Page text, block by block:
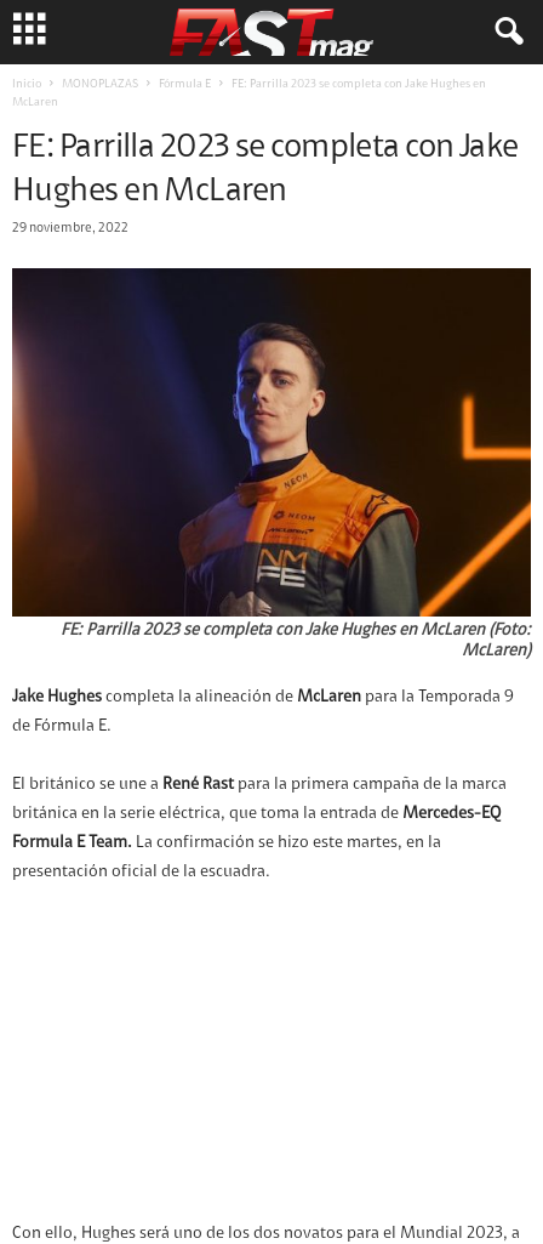
Inicio MONOPLAZAS Fórmula E
FE: Parrilla 2023 se completa con Jake Hughes en
McLaren
FE: Parrilla 2023 se completa con Jake
Hughes en McLaren
29 noviembre, 2022
FE: Parrilla 2023 se completa con Jake Hughes en McLaren (Foto:
McLaren)
Jake Hughes completa la alineación de McLaren para la Temporada 9
de Fórmula E.
El británico se une a René Rastpara la primera campaña de la marca
británica en la serie eléctrica, que toma la entrada de Mercedes-EQ
Formula E Team. La confirmación se hizo este martes, en la
presentación oficial de la escuadra.
Con ello, Hughes será uno de los dos novatos para el Mundial 2023, a